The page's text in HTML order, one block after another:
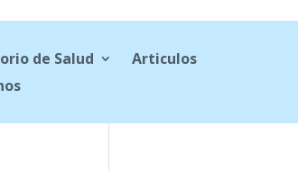
de Salud
Articulos